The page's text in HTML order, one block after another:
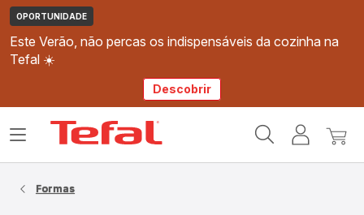
OPORTUNIDADE
Este Verão, não percas os indispensáveis da cozinha na
Tefal ☀️
Descobrir
Tefal
O
Abrir
Formas